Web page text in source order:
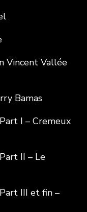
Vincent Vallée
Bamas
I – Cremeux
II – Le
III et fin –